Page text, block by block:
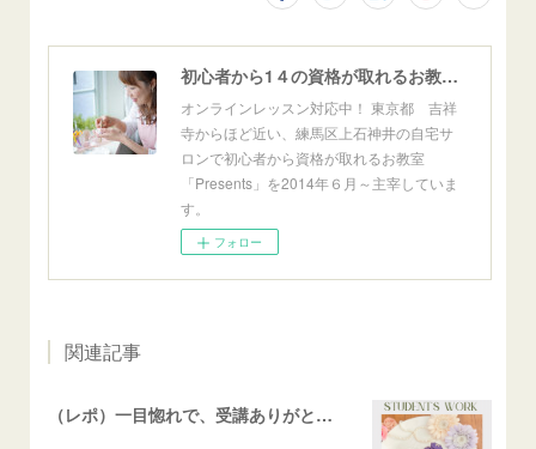
初心者から1４の資格が取れるお教室「Presents」東京自宅サロン＆オンライン
オンラインレッスン対応中！ 東京都 吉祥
寺からほど近い、練馬区上石神井の自宅サ
ロンで初心者から資格が取れるお教室
「Presents」を2014年６月～主宰していま
す。
フォロー
関連記事
（レポ）一目惚れで、受講ありがとうございます🙏